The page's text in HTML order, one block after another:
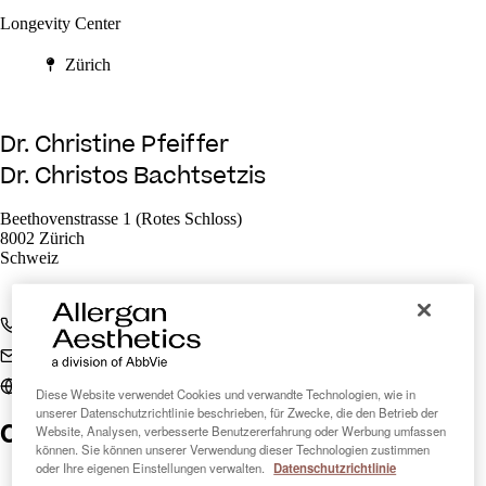
Longevity Center
Zürich
Dr. Christine Pfeiffer
Dr. Christos Bachtsetzis
Beethovenstrasse 1 (Rotes Schloss)
8002 Zürich
Schweiz
+41 43 243 04 59
zurich@longevity-center.eu
longevity-center.eu
Clinic Finder Schweiz
Diese Website verwendet Cookies und verwandte Technologien, wie in
unserer Datenschutzrichtlinie beschrieben, für Zwecke, die den Betrieb der
Website, Analysen, verbesserte Benutzererfahrung oder Werbung umfassen
können. Sie können unserer Verwendung dieser Technologien zustimmen
oder Ihre eigenen Einstellungen verwalten.
Datenschutzrichtlinie